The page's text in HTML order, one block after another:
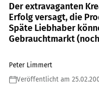
Der extravaganten
Erfolg versagt, die
Späte Liebhaber
Gebrauchtmarkt
Peter Limmert
Veröffentlicht am